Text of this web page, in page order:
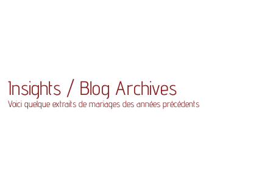
Insights / Blog Archives
Voici quelque extraits de mariages des années précédents